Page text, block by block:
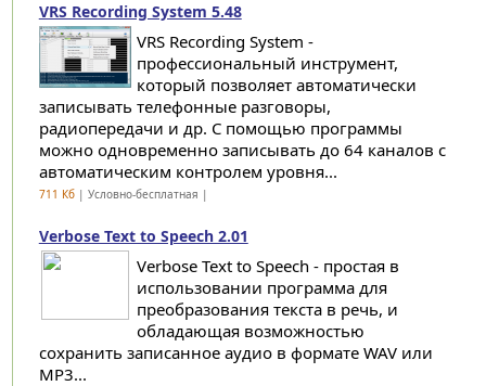
VRS Recording System 5.48
VRS Recording System -
профессиональный инструмент,
который позволяет автоматически
записывать телефонные разговоры,
радиопередачи и др. С помощью программы
можно одновременно записывать до 64 каналов с
автоматическим контролем уровня...
711 Кб| Условно-бесплатная |
Verbose Text to Speech 2.01
Verbose Text to Speech - простая в
использовании программа для
преобразования текста в речь, и
обладающая возможностью
сохранить записанное аудио в формате WAV или
MP3...